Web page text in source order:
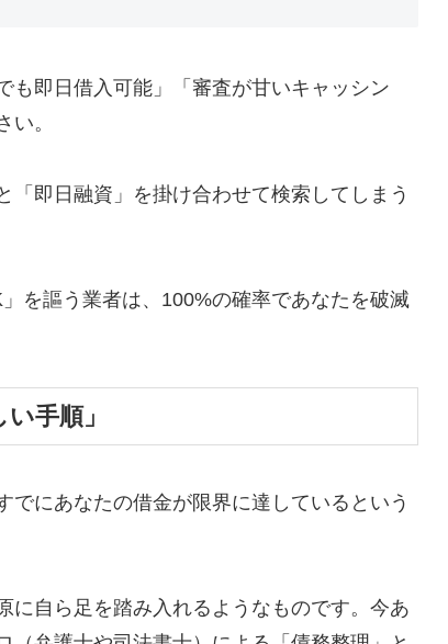
も即日借入可能」「審査が甘いキャッシン
い。
「即日融資」を掛け合わせて検索してしまう
を謳う業者は、100%の確率であなたを破滅
手順」
にあなたの借金が限界に達しているという
に自ら足を踏み入れるようなものです。今あ